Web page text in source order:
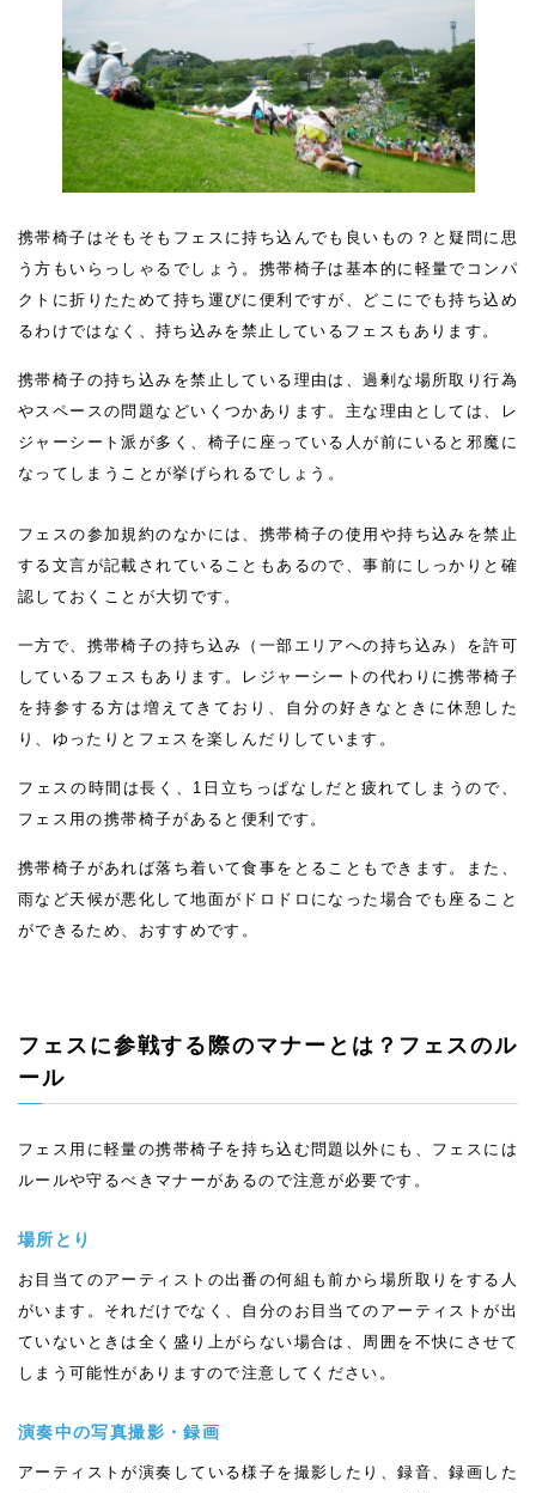
携帯椅子はそもそもフェスに持ち込んでも良いもの？と疑問に思
う方もいらっしゃるでしょう。携帯椅子は基本的に軽量でコンパ
クトに折りたためて持ち運びに便利ですが、どこにでも持ち込め
るわけではなく、持ち込みを禁止しているフェスもあります。
携帯椅子の持ち込みを禁止している理由は、過剰な場所取り行為
やスペースの問題などいくつかあります。主な理由としては、レ
ジャーシート派が多く、椅子に座っている人が前にいると邪魔に
なってしまうことが挙げられるでしょう。
フェスの参加規約のなかには、携帯椅子の使用や持ち込みを禁止
する文言が記載されていることもあるので、事前にしっかりと確
認しておくことが大切です。
一方で、携帯椅子の持ち込み（一部エリアへの持ち込み）を許可
しているフェスもあります。レジャーシートの代わりに携帯椅子
を持参する方は増えてきており、自分の好きなときに休憩した
り、ゆったりとフェスを楽しんだりしています。
フェスの時間は長く、1日立ちっぱなしだと疲れてしまうので、
フェス用の携帯椅子があると便利です。
携帯椅子があれば落ち着いて食事をとることもできます。また、
雨など天候が悪化して地面がドロドロになった場合でも座ること
ができるため、おすすめです。
フェスに参戦する際のマナーとは？フェスのル
ール
フェス用に軽量の携帯椅子を持ち込む問題以外にも、フェスには
ルールや守るべきマナーがあるので注意が必要です。
場所とり
お目当てのアーティストの出番の何組も前から場所取りをする人
がいます。それだけでなく、自分のお目当てのアーティストが出
ていないときは全く盛り上がらない場合は、周囲を不快にさせて
しまう可能性がありますので注意してください。
演奏中の写真撮影・録画
アーティストが演奏している様子を撮影したり、録音、録画した